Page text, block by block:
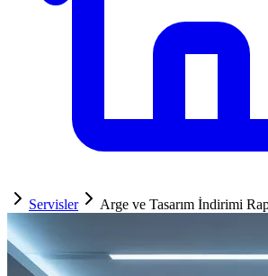
Servisler Arge ve Tasarım İndirimi